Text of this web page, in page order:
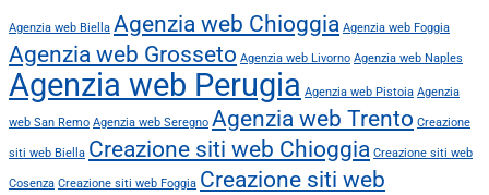
Agenzia web Biella Agenzia web Chioggia Agenzia web Foggia
Agenzia web Grosseto Agenzia web Livorno Agenzia web Naples
Agenzia web Perugia Agenzia web Pistoia Agenzia
web San Remo Agenzia web Seregno Agenzia web Trento Creazione
siti web Biella Creazione siti web Chioggia Creazione siti web
Cosenza Creazione siti web Foggia Creazione siti web